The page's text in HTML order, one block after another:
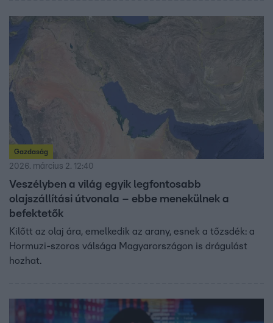
Gazdaság
2026. március 2. 12:40
Veszélyben a világ egyik legfontosabb
olajszállítási útvonala – ebbe menekülnek a
befektetők
Kilőtt az olaj ára, emelkedik az arany, esnek a tőzsdék: a
Hormuzi-szoros válsága Magyarországon is drágulást
hozhat.